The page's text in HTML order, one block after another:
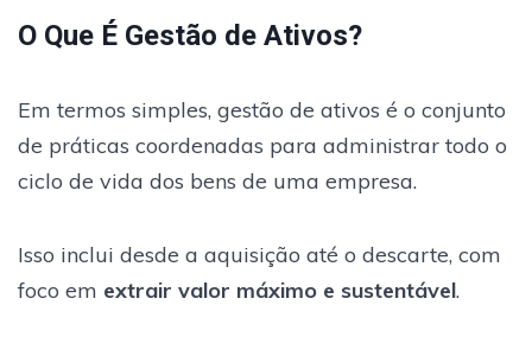
O Que É Gestão de Ativos?
Em termos simples, gestão de ativos é o conjunto
de práticas coordenadas para administrar todo o
ciclo de vida dos bens de uma empresa.
Isso inclui desde a aquisição até o descarte, com
foco em extrair valor máximo e sustentável.